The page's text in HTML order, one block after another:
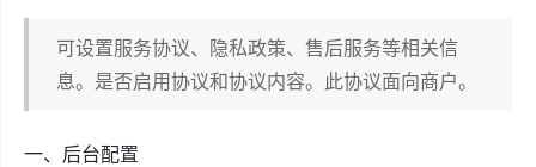
可设置服务协议、隐私政策、售后服务等相关信
息。是否启用协议和协议内容。此协议面向商户。
一、后台配置